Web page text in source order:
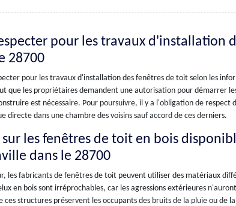
pour les travaux d'installation
28700
pour les travaux d'installation des fenêtres de toit selon les
que les propriétaires demandent une autorisation pour démarrer
est nécessaire. Pour poursuivre, il y a l'obligation de respect
directe dans une chambre des voisins sauf accord de ces derniers.
les fenêtres de toit en bois
dans le 28700
les fabricants de fenêtres de toit peuvent utiliser des matériaux
en bois sont irréprochables, car les agressions extérieures
structures préservent les occupants des bruits de la pluie ou de